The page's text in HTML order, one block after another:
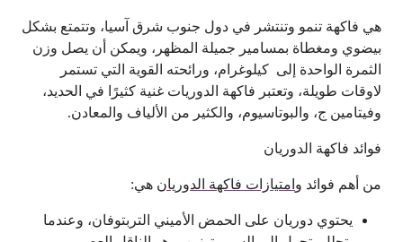
هي فاكهة تنمو وتنتشر في دول جنوب شرق آسيا، وتتمتع بشكل
بيضوي ومغطاة بمسامير جميلة المظهر، ويمكن أن يصل وزن
الثمرة الواحدة إلى كيلوغرام، ورائحته القوية التي تستمر
لاوقات طويلة، وتعتبر فاكهة الدوريات غنية كثيرًا في الحديد،
وفيتامين ج، والبوتاسيوم، والكثير من الألياف والمعادن.
فوائد فاكهة الدوريان
من أهم فوائد و امتيازات فاكهة الدوريان هي:
يحتوي دوريان على الحمض الأميني التربتوفان، وعندما